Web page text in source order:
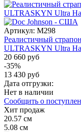
Артикул: M298
Реалистичный
ULTRASKYN Ultra
20 660 руб
-35%
13 430 руб
Дата отгрузки:
Нет в наличии
Сообщить о
Хит продаж
20.57 см
5.08 см